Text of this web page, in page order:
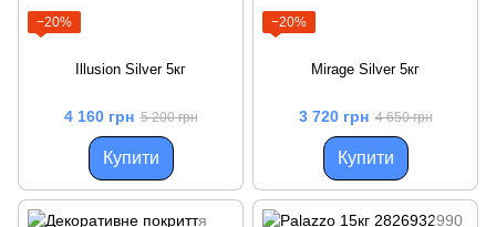
−20%
Illusion Silver 5кг
4 160 грн 5 200 грн
Купити
−20%
Mirage Silver 5кг
3 720 грн 4 650 грн
Купити